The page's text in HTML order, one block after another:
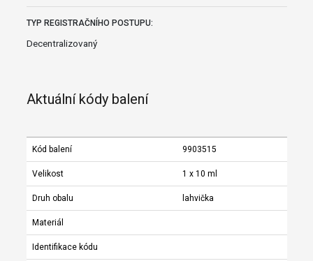
TYP REGISTRAČNÍHO POSTUPU:
Decentralizovaný
Aktuální kódy balení
Kód balení 9903515
Velikost 1 x 10 ml
Druh obalu lahvička
Materiál
Identifikace kódu